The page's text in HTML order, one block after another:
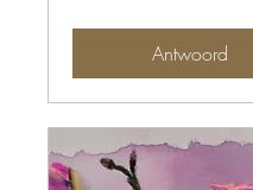
Antwoord